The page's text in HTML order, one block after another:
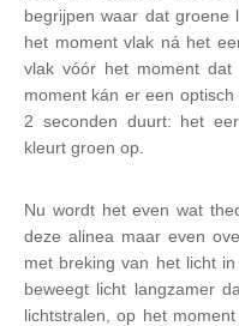
begrijpen waar dat groene
het moment vlak ná het
vlak vóór het moment
moment kán er een
2 seconden duurt: het
kleurt groen op.
Nu wordt het even wat
deze alinea maar even
met breking van het licht
beweegt licht langzamer
lichtstralen, op het